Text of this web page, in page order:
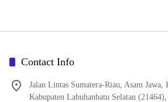
Contact Info
Jalan Lintas Sumatera-Riau, Asam Jawa,
Kabupaten Labuhanbatu Selatan (21464),